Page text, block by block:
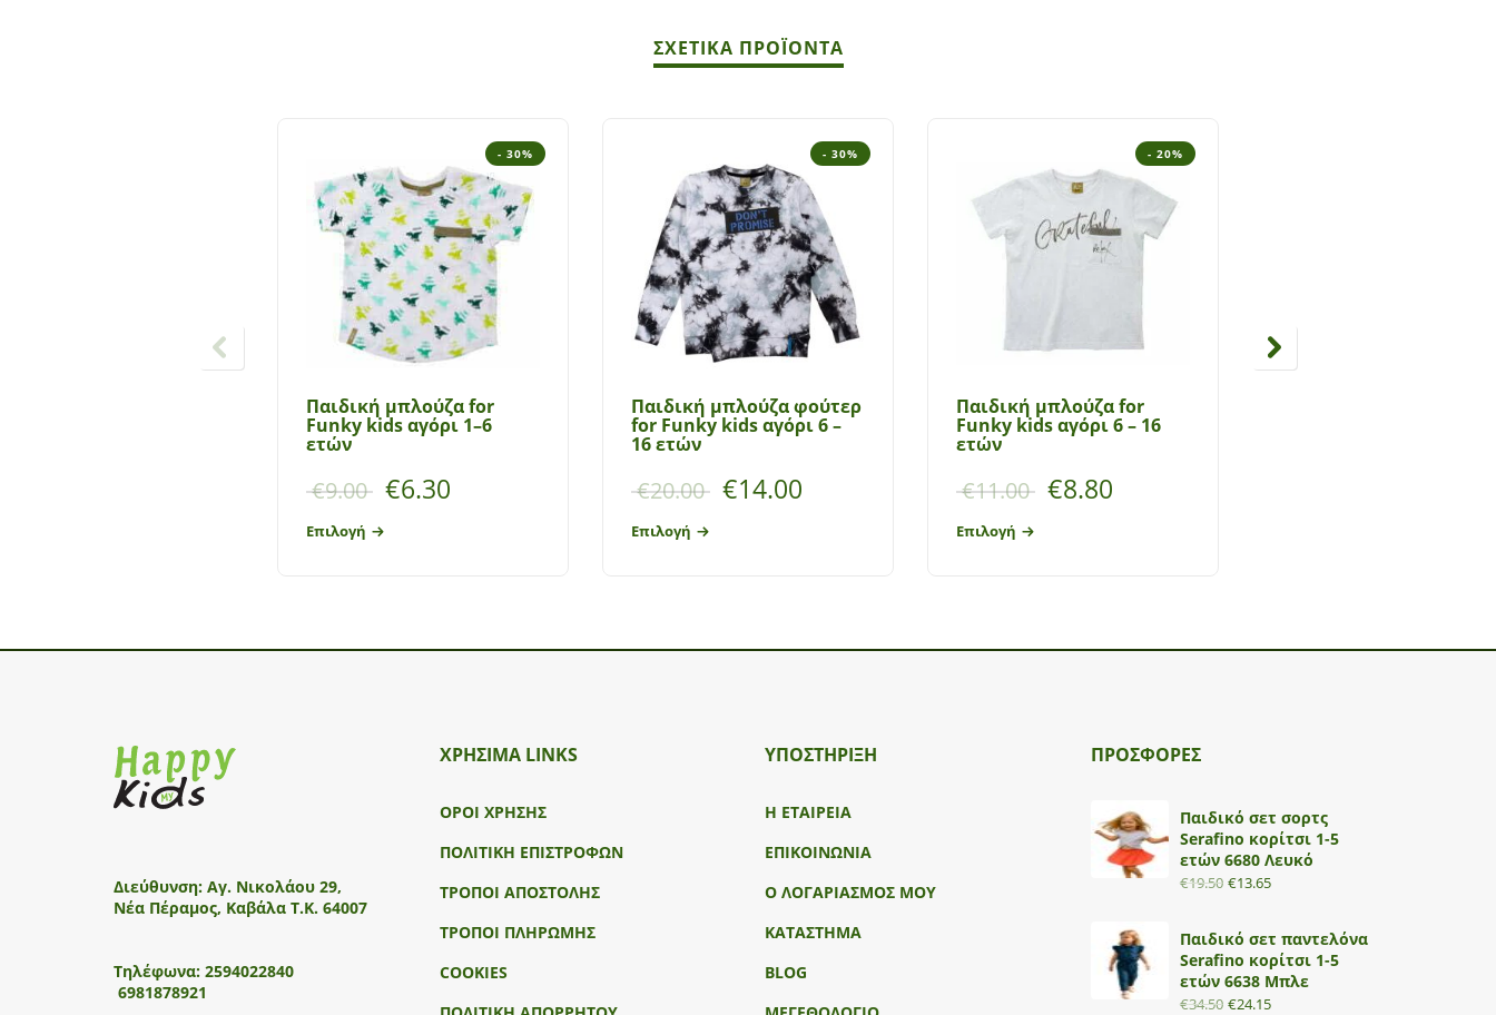
ΣΧΕΤΙΚΆ ΠΡΟΪΌΝΤΑ
- 30%
Παιδική μπλούζα for
Funky kids αγόρι 1–6
ετών
€9.00 €6.30
Επιλογή
- 30%
Παιδική μπλούζα φούτερ
for Funky kids αγόρι 6 –
16 ετών
€20.00 €14.00
Επιλογή
- 20%
Παιδική μπλούζα for
Funky kids αγόρι 6 – 16
ετών
€11.00 €8.80
Επιλογή
Διεύθυνση: Αγ. Νικολάου 29,
Νέα Πέραμος, Καβάλα Τ.Κ. 64007
Τηλέφωνα: 2594022840
6981878921
ΧΡΗΣΙΜΑ LINKS
ΟΡΟΙ ΧΡΗΣΗΣ
ΠΟΛΙΤΙΚΗ ΕΠΙΣΤΡΟΦΩΝ
ΤΡΟΠΟΙ ΑΠΟΣΤΟΛΗΣ
ΤΡΟΠΟΙ ΠΛΗΡΩΜΗΣ
COOKIES
ΥΠΟΣΤΉΡΙΞΗ
Η ΕΤΑΙΡΕΙΑ
ΕΠΙΚΟΙΝΩΝΙΑ
Ο ΛΟΓΑΡΙΑΣΜΟΣ ΜΟΥ
ΚΑΤΑΣΤΗΜΑ
BLOG
ΠΡΟΣΦΟΡΕΣ
Παιδικό σετ σορτς
Serafino κορίτσι 1-5
ετών 6680 Λευκό
€19.50 €13.65
Παιδικό σετ παντελόνα
Serafino κορίτσι 1-5
ετών 6638 Μπλε
€34.50 €24.15